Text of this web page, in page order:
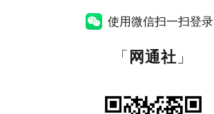
使用微信扫一扫登录
「 网通社 」